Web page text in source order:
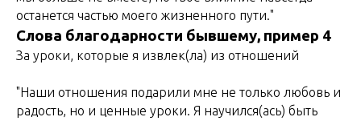
останется частью моего жизненного пути."
Слова благодарности бывшему, пример 4
За уроки, которые я извлек(ла) из отношений
"Наши отношения подарили мне не только любовь и
радость, но и ценные уроки. Я научился(ась) быть